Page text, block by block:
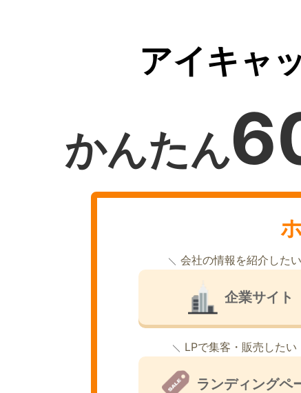
アイキャ
かんたん
会社の情報を紹介したい
企業サイト
LPで集客・販売したい
ランディングペ